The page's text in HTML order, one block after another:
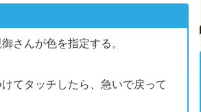
さんが色を指定する。
てタッチしたら、急いで戻って